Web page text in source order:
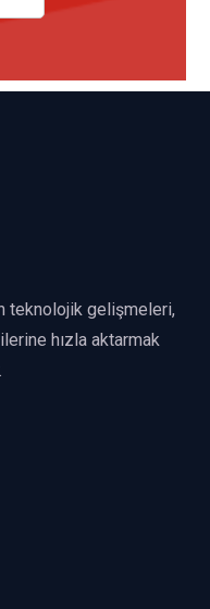
teknolojik gelişmeleri,
hızla aktarmak